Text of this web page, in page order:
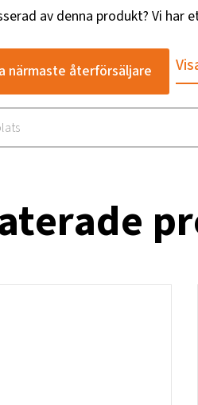
av denna produkt? Vi
närmaste återförsäljare